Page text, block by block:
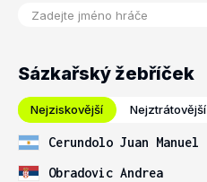
Sázkařský žebříček
Nejziskovější Nejztrátovější
Cerundolo Juan Manuel
Obradovic Andrea